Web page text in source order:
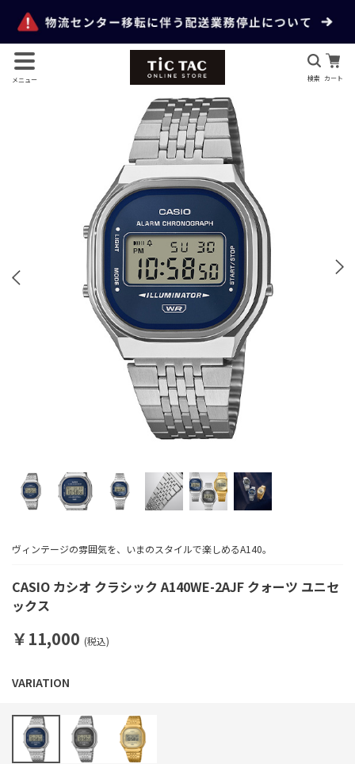
メニュー 検索 カート
CASIO カシオ クラシック A140WE-2AJF クォーツ ユニセ
ックス
ヴィンテージの雰囲気を、いまのスタイルで楽しめるA140。
￥11,000 (税込)